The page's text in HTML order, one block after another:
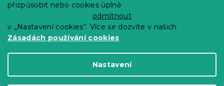
přizpůsobit nebo cookies úplně
odmítnout
v „Nastavení cookies“. Více se dozvíte v našich
Zásadách používání cookies
Nastavení
Blog